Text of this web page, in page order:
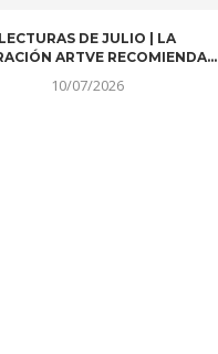
LECTURAS DE JULIO | LA
ARTVE RECOMIENDA…
10/07/2026